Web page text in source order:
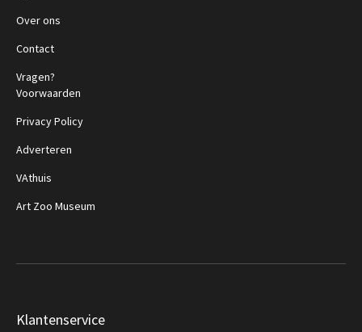
Over ons
Contact
Vragen?
Voorwaarden
Privacy Policy
Adverteren
VAthuis
Art Zoo Museum
Klantenservice